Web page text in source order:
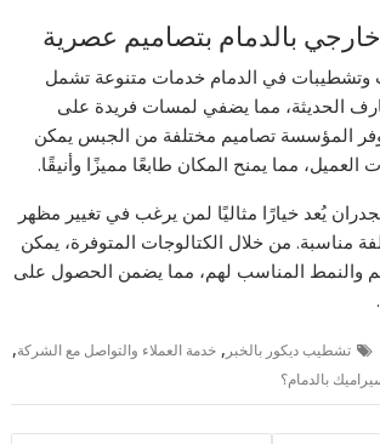
بالدمام بتصاميم عصرية
وتشطيبات في الدمام خدمات متنوعة تشمل
الحديثة، مما يضفي لمسات فريدة على
المؤسسة تصاميم مختلفة من الجبس يمكن
العميل، مما يمنح المكان طابعًا مميزًا وأنيقًا.
يُعد خيارًا مثاليًا لمن يرغب في تغيير مظهر
مناسبة. من خلال الكتالوجات المتوفرة، يمكن
والنمط المناسب لهم، مما يضمن الحصول على
تشطيب ديكور بالخبر ,خدمة العملاء والتواصل مع الشركة,
بالدمام؟